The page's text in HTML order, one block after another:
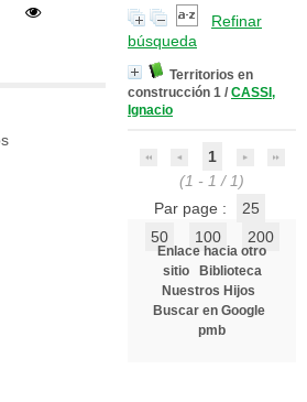
Refinar
búsqueda
Territorios en
construcción 1 / CASSI,
Ignacio
1
(1 - 1 / 1)
Par page :
25
50
100 200
Enlace hacia otro
sitio
Biblioteca
Nuestros Hijos
Buscar en Google
pmb